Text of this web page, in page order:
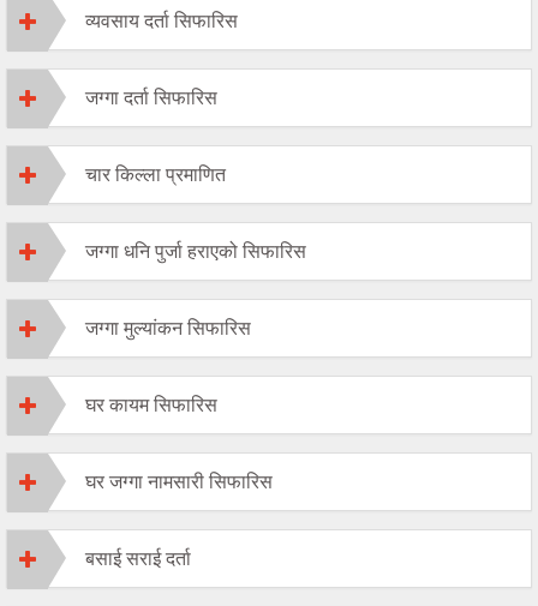
व्यवसाय दर्ता सिफारिस
जग्गा दर्ता सिफारिस
चार किल्ला प्रमाणित
जग्गा धनि पुर्जा हराएको सिफारिस
जग्गा मुल्यांकन सिफारिस
घर कायम सिफारिस
घर जग्गा नामसारी सिफारिस
बसाई सराई दर्ता